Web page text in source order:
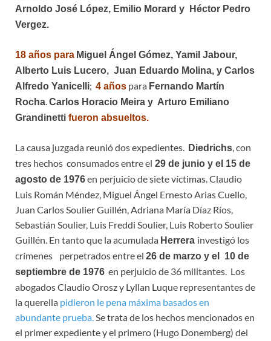
Arnoldo José López, Emilio Morard y Héctor Pedro
Vergez.
18 años para Miguel Ángel Gómez, Yamil Jabour,
Alberto Luis Lucero, Juan Eduardo Molina, y Carlos
Alfredo Yanicelli; 4 años para Fernando Martín
Rocha.Carlos Horacio Meira y Arturo Emiliano
Grandinetti fueron absueltos.
La causa juzgada reunió dos expedientes. Diedrichs, con
tres hechos consumados entre el 29 de junio y el 15 de
agosto de 1976en perjuicio de siete víctimas. Claudio
Luis Román Méndez, Miguel Ángel Ernesto Arias Cuello,
Juan Carlos Soulier Guillén, Adriana María Díaz Ríos,
Sebastián Soulier, Luis Freddi Soulier, Luis Roberto Soulier
Guillén. En tanto que la acumulada Herrera investigó los
crímenes
perpetrados entre el 26 de marzo y el 10 de
septiembre de 1976 en perjuicio de 36 militantes. Los
abogados Claudio Orosz y Lyllan Luque representantes de
la querella pidieron le pena máxima basados en
abundante prueba.Se trata de los hechos mencionados en
el primer expediente y el primero (Hugo Donemberg) del